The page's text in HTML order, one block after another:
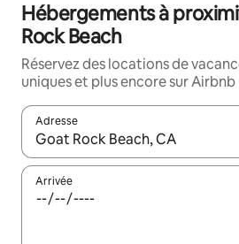
Hébergements à
Rock Beach
Réservez des locations de
uniques et plus encore sur Airbnb
Adresse
Lorsque les résultats s'affichent,
Arrivée